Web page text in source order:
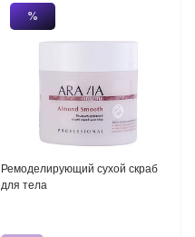
%
Ремоделирующий сухой скраб
для тела